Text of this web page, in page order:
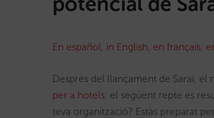
En español, in English, en français,
Després del llançament de Sarai, el
per a hotels, el següent repte es
teva organització? Estàs preparat